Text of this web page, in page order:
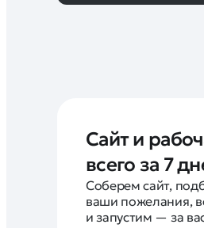
Сайт и
всего за 7
Соберем сайт,
ваши пожелания,
и запустим — за